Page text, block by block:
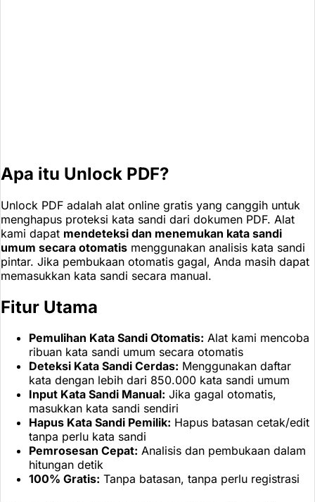
Apa itu Unlock PDF?
Unlock PDF adalah alat online gratis yang canggih untuk
menghapus proteksi kata sandi dari dokumen PDF. Alat
kami dapat mendeteksi dan menemukan kata sandi
umum secara otomatis menggunakan analisis kata sandi
pintar. Jika pembukaan otomatis gagal, Anda masih dapat
memasukkan kata sandi secara manual.
Fitur Utama
Pemulihan Kata Sandi Otomatis: Alat kami mencoba
ribuan kata sandi umum secara otomatis
Deteksi Kata Sandi Cerdas: Menggunakan daftar
kata dengan lebih dari 850.000 kata sandi umum
Input Kata Sandi Manual: Jika gagal otomatis,
masukkan kata sandi sendiri
Hapus Kata Sandi Pemilik: Hapus batasan cetak/edit
tanpa perlu kata sandi
Pemrosesan Cepat: Analisis dan pembukaan dalam
hitungan detik
100% Gratis: Tanpa batasan, tanpa perlu registrasi